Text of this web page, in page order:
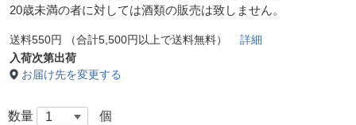
20歳未満の者に対しては酒類の販売は致しません。
送料550円 （合計5,500円以上で送料無料）
詳細
入荷次第出荷
お届け先を変更する
数量 個